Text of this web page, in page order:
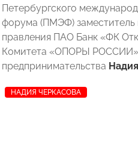
Петербургского
форума (ПМЭФ) заместитель
правления ПАО Банк «ФК
Комитета «ОПОРЫ РОССИИ»
предпринимательства
НАДИЯ ЧЕРКАСОВА